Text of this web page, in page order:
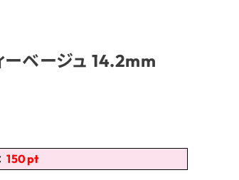
ーベージュ 14.2mm
150pt